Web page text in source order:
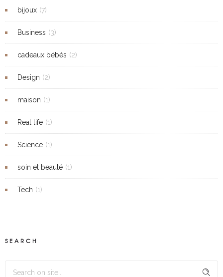
bijoux (7)
Business (3)
cadeaux bébés (2)
Design (2)
maison (1)
Real life (1)
Science (1)
soin et beauté (1)
Tech (1)
SEARCH